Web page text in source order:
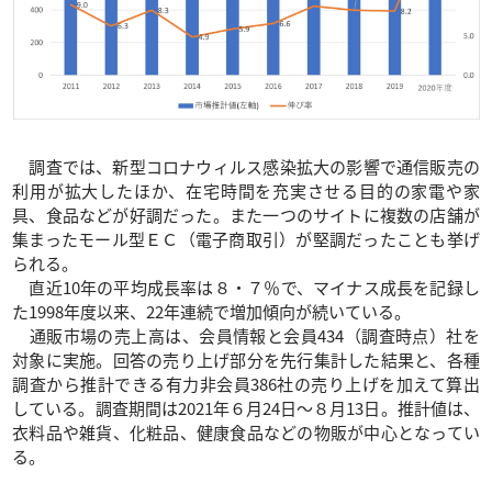
調査では、新型コロナウィルス感染拡大の影響で通信販売の
利用が拡大したほか、在宅時間を充実させる目的の家電や家
具、食品などが好調だった。また一つのサイトに複数の店舗が
集まったモール型ＥＣ（電子商取引）が堅調だったことも挙げ
られる。
直近10年の平均成長率は８・７％で、マイナス成長を記録し
た1998年度以来、22年連続で増加傾向が続いている。
通販市場の売上高は、会員情報と会員434（調査時点）社を
対象に実施。回答の売り上げ部分を先行集計した結果と、各種
調査から推計できる有力非会員386社の売り上げを加えて算出
している。調査期間は2021年６月24日～８月13日。推計値は、
衣料品や雑貨、化粧品、健康食品などの物販が中心となってい
る。